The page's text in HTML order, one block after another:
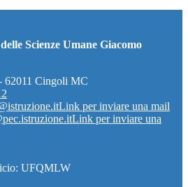
Scienze Umane Giacomo
62011 Cingoli MC
Link per inviare una mail
Link per inviare una
UFQMLW